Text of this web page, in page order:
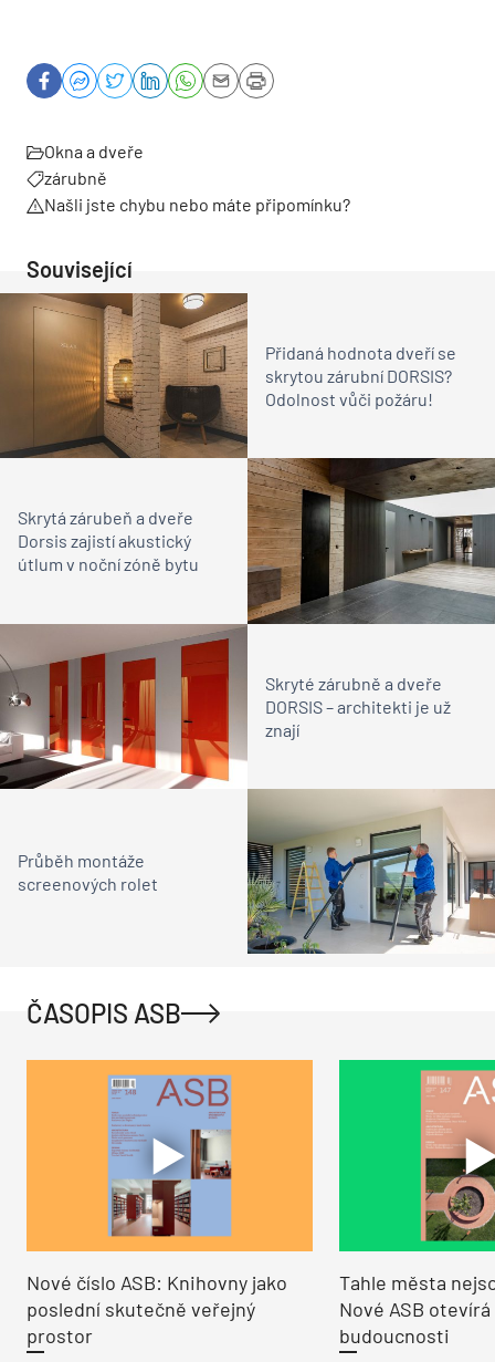
Okna a dveře
zárubně
Našli jste chybu nebo máte připomínku?
Související
Přidaná hodnota dveří se
skrytou zárubní DORSIS?
Odolnost vůči požáru!
Skrytá zárubeň a dveře
Dorsis zajistí akustický
útlum v noční zóně bytu
Skryté zárubně a dveře
DORSIS – architekti je už
znají
Průběh montáže
screenových rolet
ČASOPIS ASB
Nové číslo ASB: Knihovny jako
poslední skutečně veřejný
prostor
Tahle města
Nové ASB
budoucnosti